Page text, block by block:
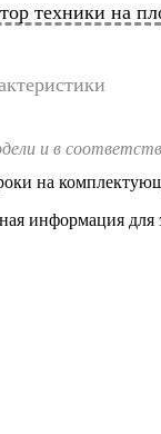
техники на
и в
на
информация для